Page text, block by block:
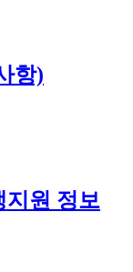
항)
지원 정보